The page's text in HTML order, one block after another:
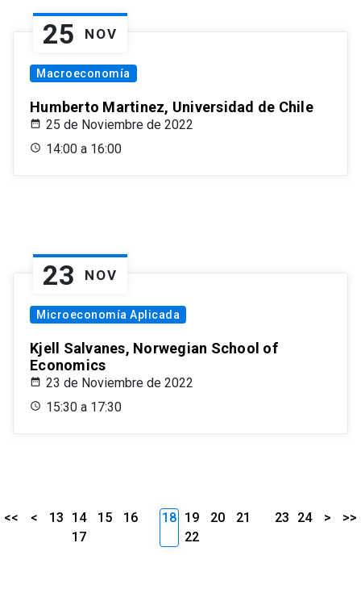
25 NOV
Macroeconomía
Humberto Martinez, Universidad de Chile
25 de Noviembre de 2022
14:00 a 16:00
23 NOV
Microeconomía Aplicada
Kjell Salvanes, Norwegian School of
Economics
23 de Noviembre de 2022
15:30 a 17:30
<< < 13 14 15
16
17
18 19 20
21
22
23 24 > >>